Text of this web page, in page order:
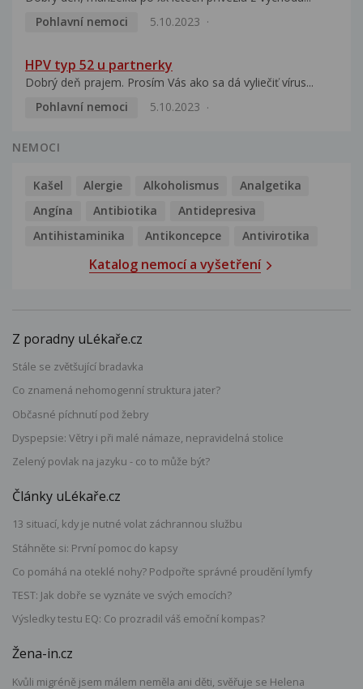
Pohlavní nemoci
5.10.2023
HPV typ 52 u partnerky
Dobrý deň prajem. Prosím Vás ako sa dá vyliečiť vírus...
Pohlavní nemoci
5.10.2023
NEMOCI
Kašel Alergie Alkoholismus
Analgetika
Angína
Antibiotika
Antidepresiva
Antihistaminika
Antikoncepce Antivirotika
Katalog nemocí a vyšetření
Z poradny uLékaře.cz
Stále se zvětšující bradavka
Co znamená nehomogenní struktura jater?
Občasné píchnutí pod žebry
Dyspepsie: Větry i při malé námaze, nepravidelná stolice
Zelený povlak na jazyku - co to může být?
Články uLékaře.cz
13 situací, kdy je nutné volat záchrannou službu
Stáhněte si: První pomoc do kapsy
Co pomáhá na oteklé nohy? Podpořte správné proudění lymfy
TEST: Jak dobře se vyznáte ve svých emocích?
Výsledky testu EQ: Co prozradil váš emoční kompas?
Žena-in.cz
Kvůli migréně jsem málem neměla ani děti, svěřuje se Helena